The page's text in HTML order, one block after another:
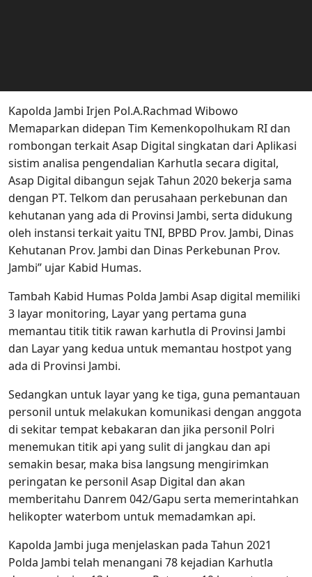
Kapolda Jambi Irjen Pol.A.Rachmad Wibowo
Memaparkan didepan Tim Kemenkopolhukam RI dan
rombongan terkait Asap Digital singkatan dari Aplikasi
sistim analisa pengendalian Karhutla secara digital,
Asap Digital dibangun sejak Tahun 2020 bekerja sama
dengan PT. Telkom dan perusahaan perkebunan dan
kehutanan yang ada di Provinsi Jambi, serta didukung
oleh instansi terkait yaitu TNI, BPBD Prov. Jambi, Dinas
Kehutanan Prov. Jambi dan Dinas Perkebunan Prov.
Jambi” ujar Kabid Humas.
Tambah Kabid Humas Polda Jambi Asap digital memiliki
3 layar monitoring, Layar yang pertama guna
memantau titik titik rawan karhutla di Provinsi Jambi
dan Layar yang kedua untuk memantau hostpot yang
ada di Provinsi Jambi.
Sedangkan untuk layar yang ke tiga, guna pemantauan
personil untuk melakukan komunikasi dengan anggota
di sekitar tempat kebakaran dan jika personil Polri
menemukan titik api yang sulit di jangkau dan api
semakin besar, maka bisa langsung mengirimkan
peringatan ke personil Asap Digital dan akan
memberitahu Danrem 042/Gapu serta memerintahkan
helikopter waterbom untuk memadamkan api.
Kapolda Jambi juga menjelaskan pada Tahun 2021
Polda Jambi telah menangani 78 kejadian Karhutla